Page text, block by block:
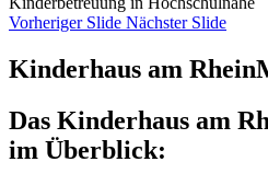
Vorheriger Slide Nächster Slide
Kinderhaus am
Das Kinderhaus am
im Überblick: